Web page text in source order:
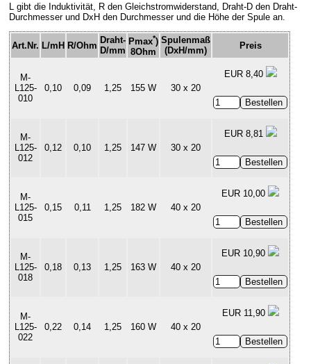
L gibt die Induktivität, R den Gleichstromwiderstand, Draht-D den Draht-
Durchmesser und DxH den Durchmesser und die Höhe der Spule an.
Art.Nr. L/mH R/Ohm
Draht-
D/mm
Pmax*)
8Ohm
Spulenmaß
(DxH/mm)
Preis
M-
L125-
010
0,10 0,09 1,25 155 W 30 x 20
EUR 8,40
M-
L125-
012
0,12 0,10 1,25 147 W 30 x 20
EUR 8,81
M-
L125-
015
0,15 0,11 1,25 182 W 40 x 20
EUR 10,00
M-
L125-
018
0,18 0,13 1,25 163 W 40 x 20
EUR 10,90
M-
L125-
022
0,22 0,14 1,25 160 W 40 x 20
EUR 11,90